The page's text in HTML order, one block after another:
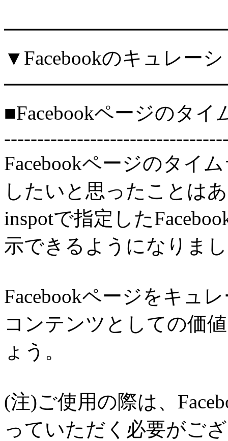
▼Facebookのキュレー
■Facebookページのタ
Facebookページのタイ
したいと思ったことは
inspotで指定した
示できるようになりま
Facebookページをキュ
コンテンツとしての価
ょう。
(注)ご使用の際は、
っていただく必要がご